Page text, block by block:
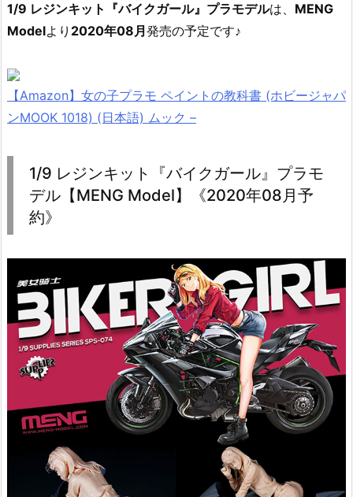
1/9 レジンキット『バイクガール』プラモデルは、 MENG
Modelより 2020年08月 発売の予定です♪
【Amazon】女の子プラモ ペイントの教科書 (ホビージャパ
ンMOOK 1018) (日本語) ムック –
1/9 レジンキット『バイクガール』プラモ
デル【MENG Model】《2020年08月予
約》